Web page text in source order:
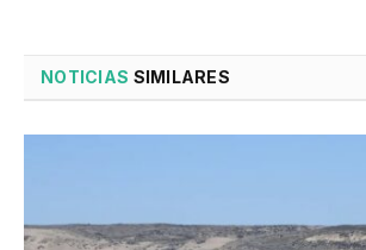
NOTICIAS SIMILARES